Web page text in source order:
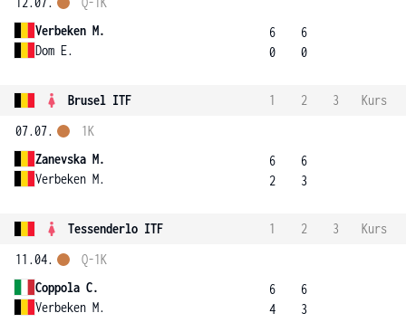
Verbeken M.
Dom E.
6
0
6
0
Brusel ITF 1 2 3
Kurs
07.07.
Zanevska M.
Verbeken M.
1K
6
2
6
3
Tessenderlo ITF 1 2 3
Kurs
11.04.
Coppola C.
Verbeken M.
Q-1K
6
4
6
3